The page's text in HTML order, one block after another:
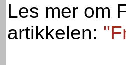
Les mer om
artikkelen: